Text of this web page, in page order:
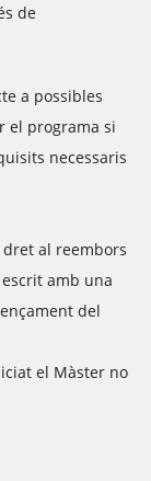
de
a possibles
el programa si
necessaris
dret al reembors
amb una
del
el Màster no